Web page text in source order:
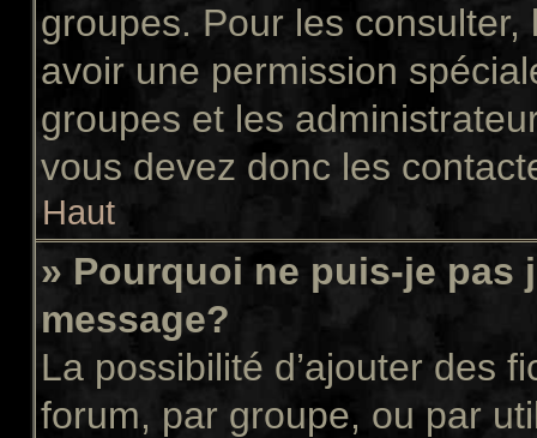
groupes. Pour les
avoir une permission
groupes et les
vous devez donc les
Haut
» Pourquoi ne puis-je pas
message?
La possibilité d’ajouter des
forum, par groupe, ou par